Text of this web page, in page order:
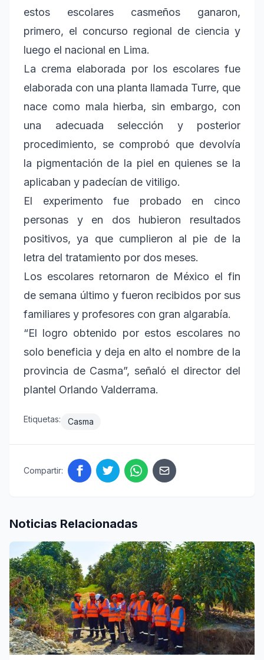
estos escolares casmeños ganaron,
primero, el concurso regional de ciencia y
luego el nacional en Lima.
La crema elaborada por los escolares fue
elaborada con una planta llamada Turre, que
nace como mala hierba, sin embargo, con
una adecuada selección y posterior
procedimiento, se comprobó que devolvía
la pigmentación de la piel en quienes se la
aplicaban y padecían de vitiligo.
El experimento fue probado en cinco
personas y en dos hubieron resultados
positivos, ya que cumplieron al pie de la
letra del tratamiento por dos meses.
Los escolares retornaron de México el fin
de semana último y fueron recibidos por sus
familiares y profesores con gran algarabía.
“El logro obtenido por estos escolares no
solo beneficia y deja en alto el nombre de la
provincia de Casma”, señaló el director del
plantel Orlando Valderrama.
Etiquetas: Casma
Compartir:
Noticias Relacionadas